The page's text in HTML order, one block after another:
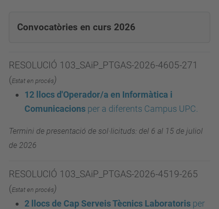
Convocatòries en curs 2026
RESOLUCIÓ 103_SAiP_PTGAS-2026-4605-271
(Estat en procés)
12 llocs d'Operador/a en Informàtica i
Comunicacions per a diferents Campus UPC.
Termini de presentació de sol·licituds: del 6 al 15 de juliol
de 2026
RESOLUCIÓ 103_SAiP_PTGAS-2026-4519-265
(Estat en procés)
2 llocs de Cap Serveis Tècnics Laboratoris per